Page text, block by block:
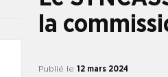
la
Publié le 12 mars 2024